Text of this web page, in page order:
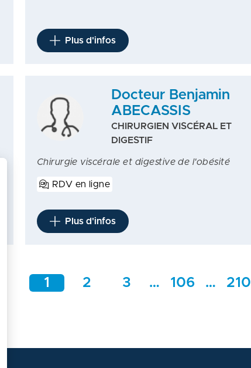
Plus d'infos
Docteur Benjamin
ABECASSIS
CHIRURGIEN VISCÉRAL ET
DIGESTIF
Chirurgie viscérale et digestive de l'obésité
RDV en ligne
Plus d'infos
1 2 3 … 106 … 210